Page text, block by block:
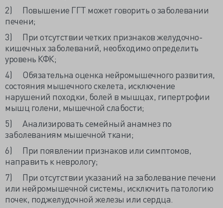
2) Повышение ГГТ может говорить о заболевании
печени;
3) При отсутствии четких признаков желудочно-
кишечных заболеваний, необходимо определить
уровень КФК;
4) Обязательна оценка нейромышечного развития,
состояния мышечного скелета, исключение
нарушений походки, болей в мышцах, гипертрофии
мышц голени, мышечной слабости;
5) Анализировать семейный анамнез по
заболеваниям мышечной ткани;
6) При появлении признаков или симптомов,
направить к неврологу;
7) При отсутствии указаний на заболевание печени
или нейромышечной системы, исключить патологию
почек, поджелудочной железы или сердца.